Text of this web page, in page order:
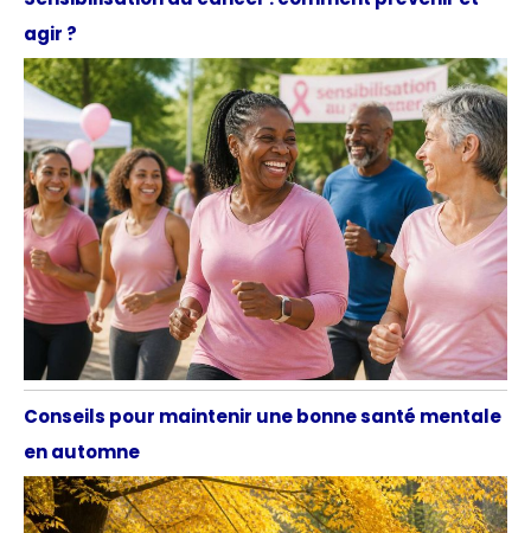
agir ?
Conseils pour maintenir une bonne santé mentale
en automne